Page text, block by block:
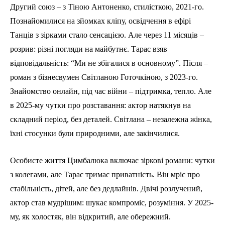
Другий союз – з Тіною Антоненко, стилісткою, 2021-го.
Познайомилися на зйомках кліпу, освідчення в ефірі
Танців з зірками стало сенсацією. Але через 11 місяців –
розрив: різні погляди на майбутнє. Тарас взяв
відповідальність: “Ми не збігалися в основному”. Після –
роман з бізнесвумен Світланою Готочкіною, з 2023-го.
Знайомство онлайн, під час війни – підтримка, тепло. Але
в 2025-му чутки про розставання: актор натякнув на
складний період, без деталей. Світлана – незалежна жінка,
їхні стосунки були природними, але закінчилися.
Особисте життя Цимбалюка включає зіркові романи: чутки
з колегами, але Тарас тримає приватність. Він мріє про
стабільність, дітей, але без дедлайнів. Двічі розлучений,
актор став мудрішим: шукає компроміс, розуміння. У 2025-
му, як холостяк, він відкритий, але обережний.